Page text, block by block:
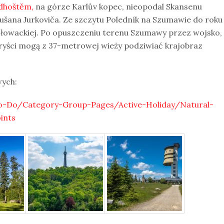
na górze Karlův kopec, nieopodal Skansenu
Jurkoviča. Ze szczytu Poledník na Szumawie do roku
Po opuszczeniu terenu Szumawy przez wojsko,
mogą z 37-metrowej wieży podziwiać krajobraz
Category-Group-Pages/Active-Holiday/Natural-